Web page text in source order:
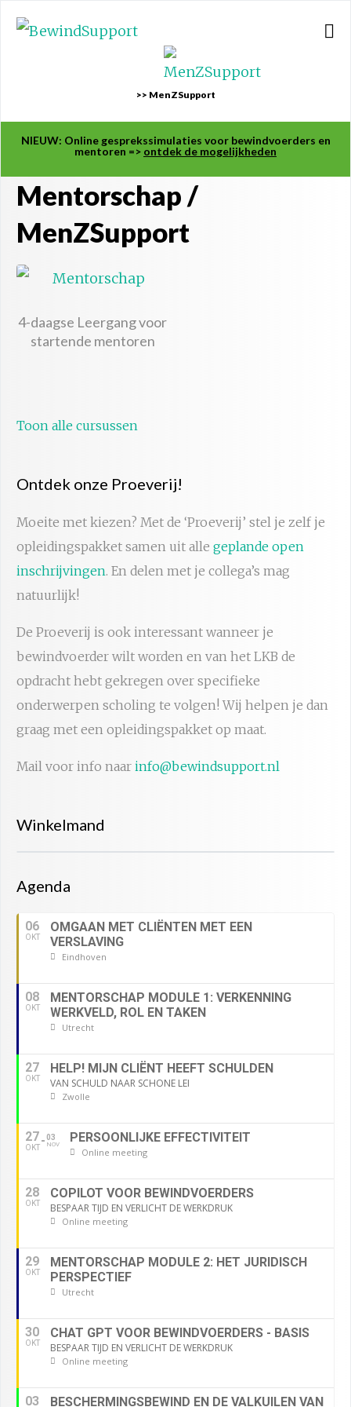
>> MenZSupport
NIEUW: Online gesprekssimulaties voor bewindvoerders en
mentoren => ontdek de mogelijkheden
Mentorschap /
MenZSupport
4-daagse Leergang voor
startende mentoren
Toon alle cursussen
Ontdek onze Proeverij!
Moeite met kiezen? Met de ‘Proeverij’ stel je zelf je
opleidingspakket samen uit alle geplande open
inschrijvingen. En delen met je collega’s mag
natuurlijk!
De Proeverij is ook interessant wanneer je
bewindvoerder wilt worden en van het LKB de
opdracht hebt gekregen over specifieke
onderwerpen scholing te volgen! Wij helpen je dan
graag met een opleidingspakket op maat.
Mail voor info naar info@bewindsupport.nl
Winkelmand
Agenda
06
OKT
OMGAAN MET CLIËNTEN MET EEN
VERSLAVING
Eindhoven
08
OKT
MENTORSCHAP MODULE 1: VERKENNING
WERKVELD, ROL EN TAKEN
Utrecht
27
OKT
HELP! MIJN CLIËNT HEEFT SCHULDEN
VAN SCHULD NAAR SCHONE LEI
Zwolle
27
OKT
03
NOV PERSOONLIJKE EFFECTIVITEIT
Online meeting
28
OKT
COPILOT VOOR BEWINDVOERDERS
BESPAAR TIJD EN VERLICHT DE WERKDRUK
Online meeting
29
OKT
MENTORSCHAP MODULE 2: HET JURIDISCH
PERSPECTIEF
Utrecht
30
OKT
CHAT GPT VOOR BEWINDVOERDERS - BASIS
BESPAAR TIJD EN VERLICHT DE WERKDRUK
Online meeting
03 BESCHERMINGSBEWIND EN DE VALKUILEN VAN